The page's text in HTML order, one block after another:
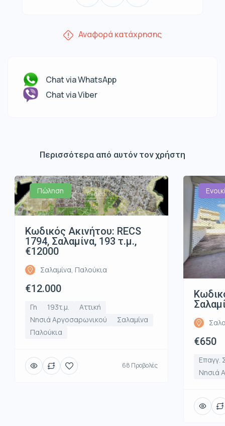
Αναφορά κατάχρησης
Chat via WhatsApp
Chat via Viber
Περισσότερα από αυτόν τον χρήστη
Πώληση
Κωδικός Ακινήτου: RECS
1794, Σαλαμίνα, 193 τ.μ.,
€12000
Σαλαμίνα, Παλούκια
€12.000
Γη 193τ.μ.
Αττική
Νησιά Αργοσαρωνικού
Σαλαμίνα
Παλούκια
68 Προβολές
€650
Επαγγ.
Νησιά